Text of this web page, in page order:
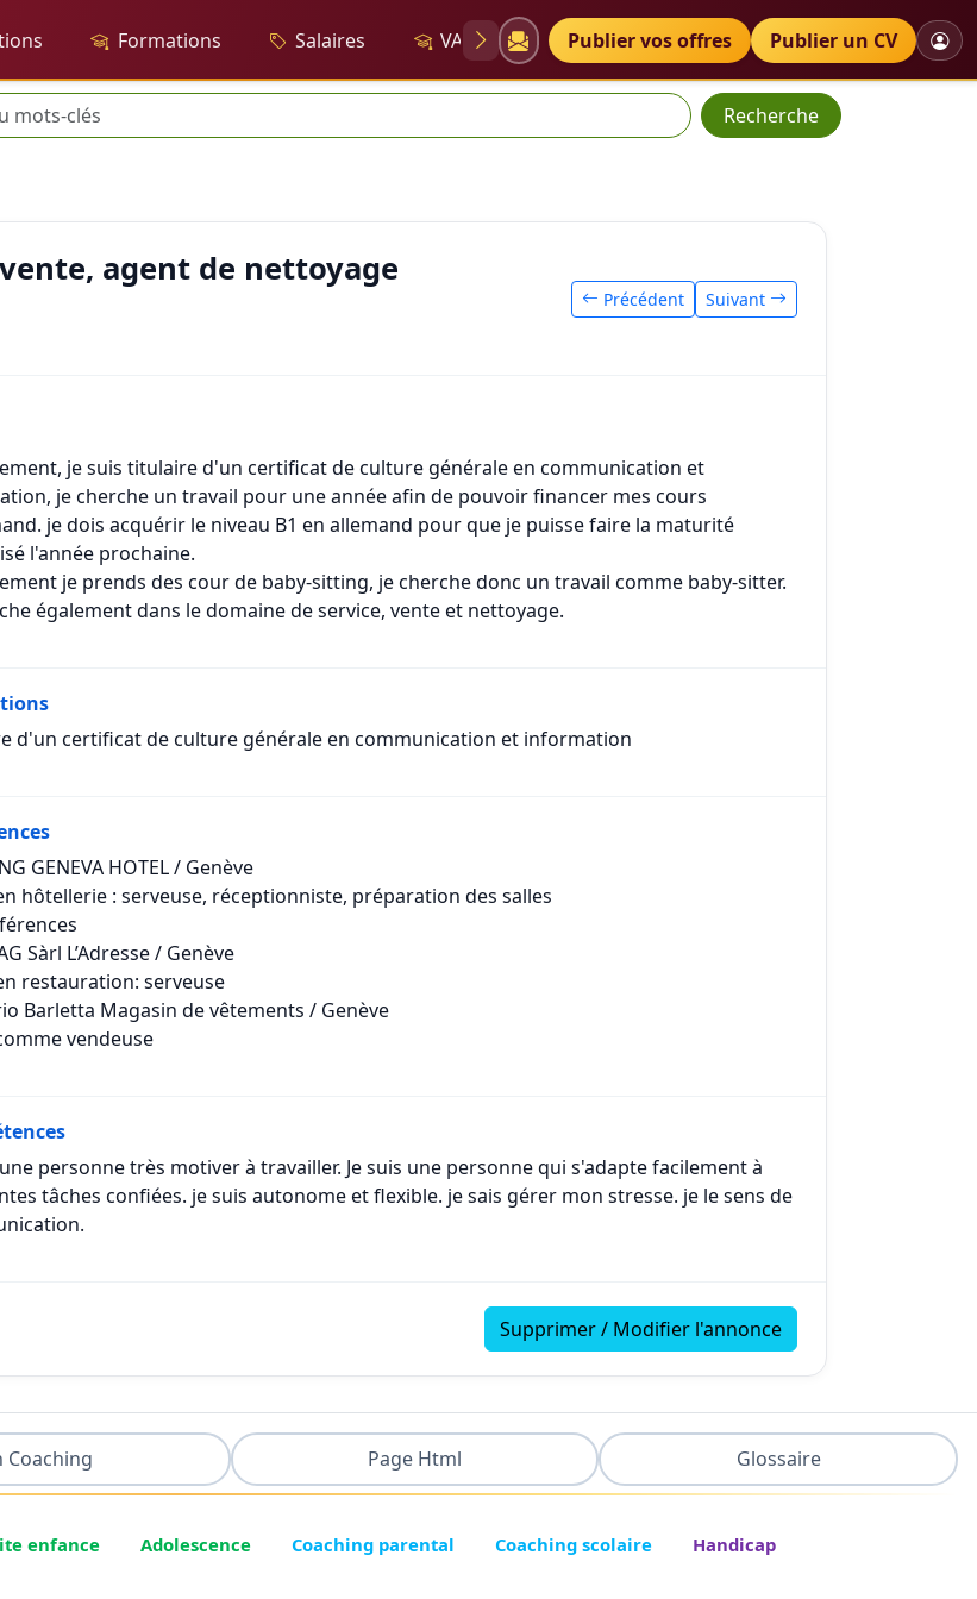
Formations Salaires VAE Diplômes Petites annonces
Publier vos offres Publier un CV
Recherche
agent de nettoyage
Précédent Suivant
je suis titulaire d'un certificat de culture générale en communication et
je cherche un travail pour une année afin de pouvoir financer mes cours
je dois acquérir le niveau B1 en allemand pour que je puisse faire la maturité
l'année prochaine.
je prends des cour de baby-sitting, je cherche donc un travail comme baby-sitter.
également dans le domaine de service, vente et nettoyage.
d'un certificat de culture générale en communication et information
GENEVA HOTEL / Genève
hôtellerie : serveuse, réceptionniste, préparation des salles
Sàrl L’Adresse / Genève
restauration: serveuse
Barletta Magasin de vêtements / Genève
vendeuse
une personne très motiver à travailler. Je suis une personne qui s'adapte facilement à
tâches confiées. je suis autonome et flexible. je sais gérer mon stresse. je le sens de
Supprimer / Modifier l'annonce
Coaching Page Html Glossaire
enfance Adolescence Coaching parental Coaching scolaire
Handicap